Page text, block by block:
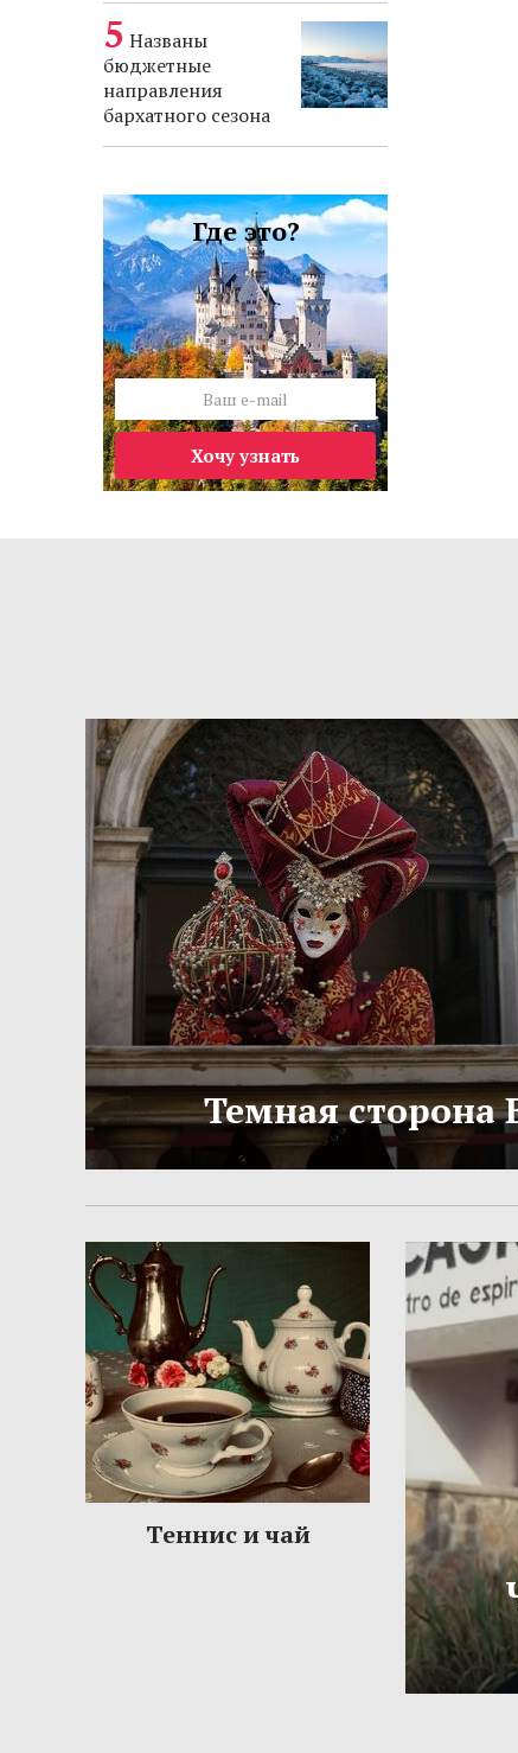
Названы
бюджетные
направления
бархатного сезона
Где это?
Хочу узнать
Темная сторона
Теннис и чай